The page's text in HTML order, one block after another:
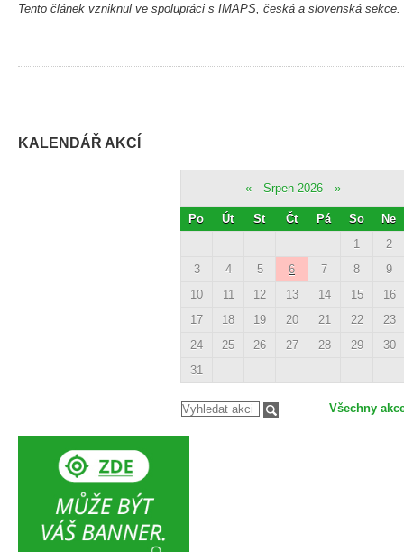
Tento článek vzniknul ve spolupráci s IMAPS, česká a slovenská sekce.
KALENDÁŘ AKCÍ
« Srpen 2026 »
Po Út St Čt Pá So
Ne
1
2
3
4 5 6 7 8
9
10
11 12 13 14 15
16
17
18 19 20 21 22
23
24
25 26 27 28 29
30
31
Všechny